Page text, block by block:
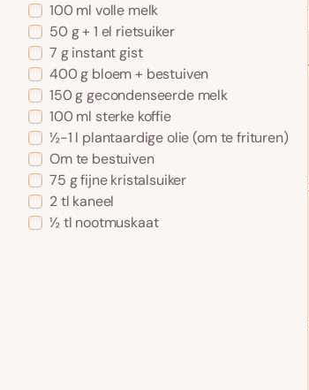
100 ml volle melk
50 g + 1 el rietsuiker
7 g instant gist
400 g bloem + bestuiven
150 g gecondenseerde melk
100 ml sterke koffie
½-1 l plantaardige olie (om te frituren)
Om te bestuiven
75 g fijne kristalsuiker
2 tl kaneel
½ tl nootmuskaat